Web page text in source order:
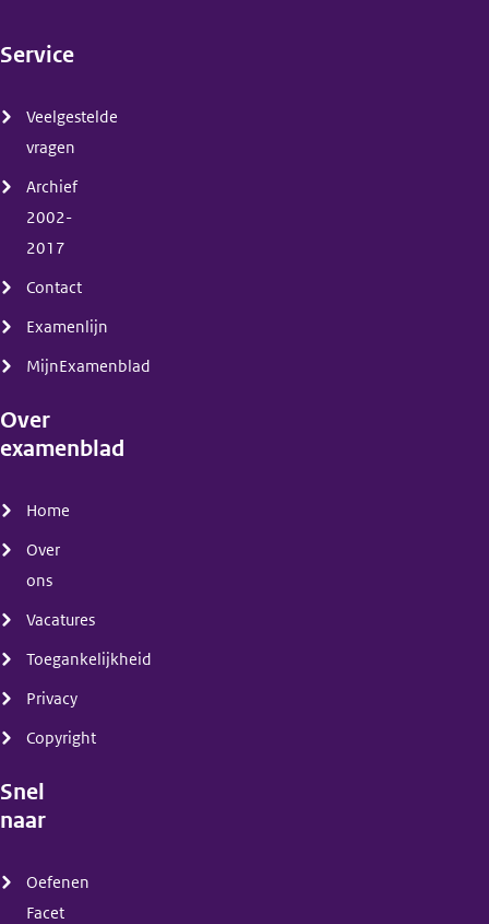
Service
Veelgestelde
vragen
Archief
2002-
2017
Contact
Examenlijn
MijnExamenblad
Over
examenblad
Home
Over
ons
Vacatures
Toegankelijkheid
Privacy
Copyright
Snel
naar
Oefenen
Facet